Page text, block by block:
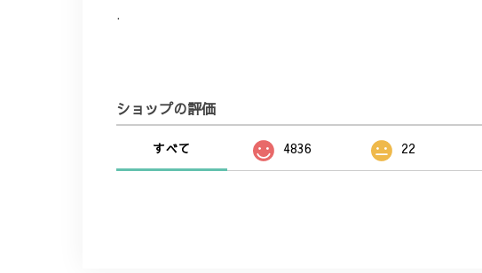
.
ショップの評価
すべて 4836 22